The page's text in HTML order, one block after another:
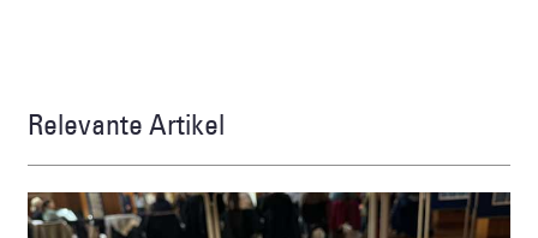
Relevante Artikel